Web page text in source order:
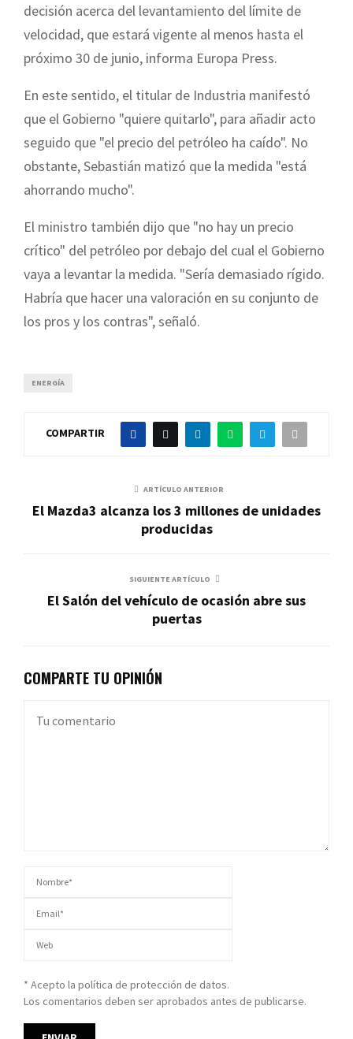
decisión acerca del levantamiento del límite de
velocidad, que estará vigente al menos hasta el
próximo 30 de junio, informa Europa Press.
En este sentido, el titular de Industria manifestó
que el Gobierno "quiere quitarlo", para añadir acto
seguido que "el precio del petróleo ha caído". No
obstante, Sebastián matizó que la medida "está
ahorrando mucho".
El ministro también dijo que "no hay un precio
crítico" del petróleo por debajo del cual el Gobierno
vaya a levantar la medida. "Sería demasiado rígido.
Habría que hacer una valoración en su conjunto de
los pros y los contras", señaló.
ENERGÍA
COMPARTIR
ARTÍCULO ANTERIOR
El Mazda3 alcanza los 3 millones de unidades
producidas
SIGUIENTE ARTÍCULO
El Salón del vehículo de ocasión abre sus
puertas
COMPARTE TU OPINIÓN
* Acepto la política de protección de datos.
Los comentarios deben ser aprobados antes de publicarse.